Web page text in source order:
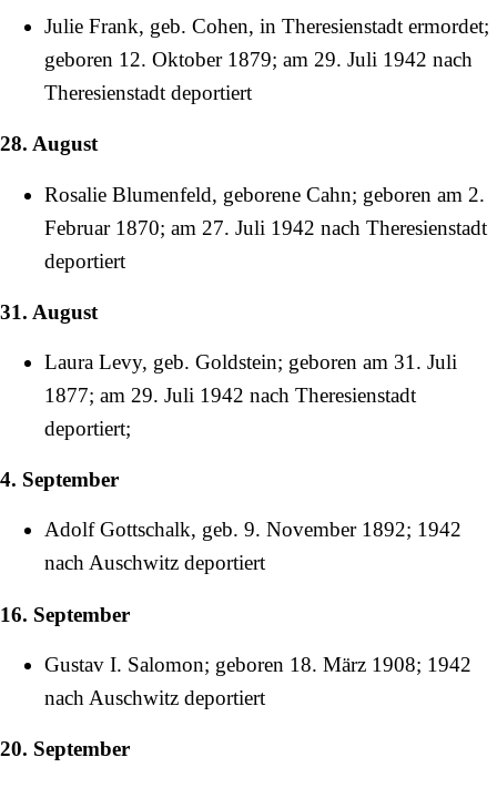
Julie Frank, geb. Cohen, in Theresienstadt ermordet;
geboren 12. Oktober 1879; am 29. Juli 1942 nach
Theresienstadt deportiert
28. August
Rosalie Blumenfeld, geborene Cahn; geboren am 2.
Februar 1870; am 27. Juli 1942 nach Theresienstadt
deportiert
31. August
Laura Levy, geb. Goldstein; geboren am 31. Juli
1877; am 29. Juli 1942 nach Theresienstadt
deportiert;
4. September
Adolf Gottschalk, geb. 9. November 1892; 1942
nach Auschwitz deportiert
16. September
Gustav I. Salomon; geboren 18. März 1908; 1942
nach Auschwitz deportiert
20. September